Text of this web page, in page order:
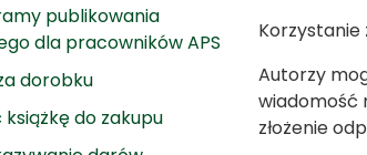
publikowania
dla pracowników APS
dorobku
książkę do zakupu
Autorzy
wiadomość
złożenie